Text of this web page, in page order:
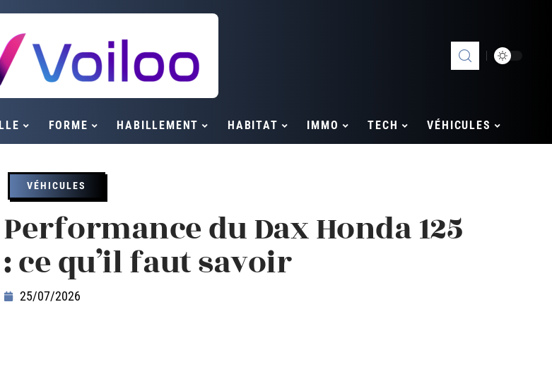
FORME HABILLEMENT HABITAT IMMO TECH VÉHICULES
VÉHICULES
Performance du Dax Honda 125
: ce qu’il faut savoir
25/07/2026